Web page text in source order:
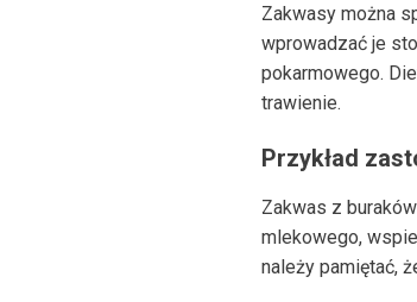
Zakwasy można
wprowadzać je
pokarmowego.
trawienie.
Przykład
Zakwas z
mlekowego,
należy pamiętać,